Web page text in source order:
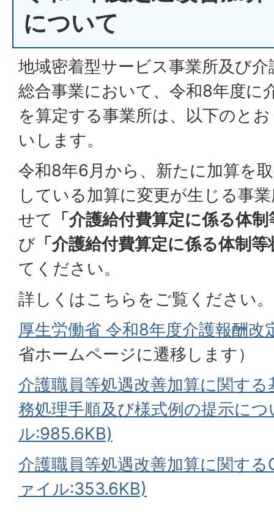
について
地域密着型サービス事業所及び
総合事業において、令和8年度に
を算定する事業所は、以下のと
いします。
令和8年6月から、新たに加算を
している加算に変更が生じる事
せて
「介護給付費算定に係る体
び 「介護給付費算定に係る体制
てください。
詳しくはこちらをご覧ください。
厚生労働省 令和8年度介護報酬改
省ホームページに遷移します）
介護職員等処遇改善加算に関す
務処理手順及び様式例の提示に
ル:985.6KB)
介護職員等処遇改善加算に関す
ァイル:353.6KB)